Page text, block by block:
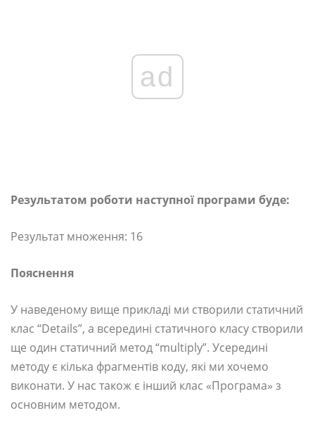
ad
Результатом роботи наступної програми буде:
Результат множення: 16
Пояснення
У наведеному вище прикладі ми створили статичний
клас “Details”, а всередині статичного класу створили
ще один статичний метод “multiply”. Усередині
методу є кілька фрагментів коду, які ми хочемо
виконати. У нас також є інший клас «Програма» з
основним методом.